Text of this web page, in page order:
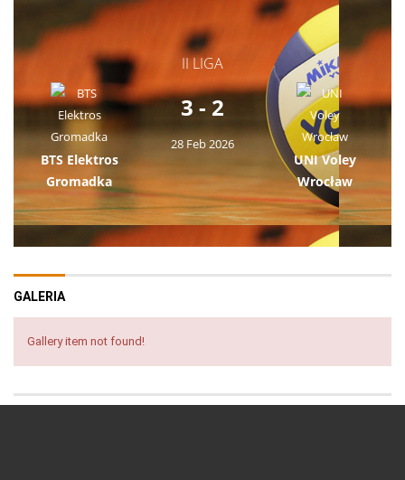
II LIGA
BTS Elektros
Gromadka
3 - 2
28 Feb 2026
UNI Voley
Wrocław
GALERIA
Gallery item not found!